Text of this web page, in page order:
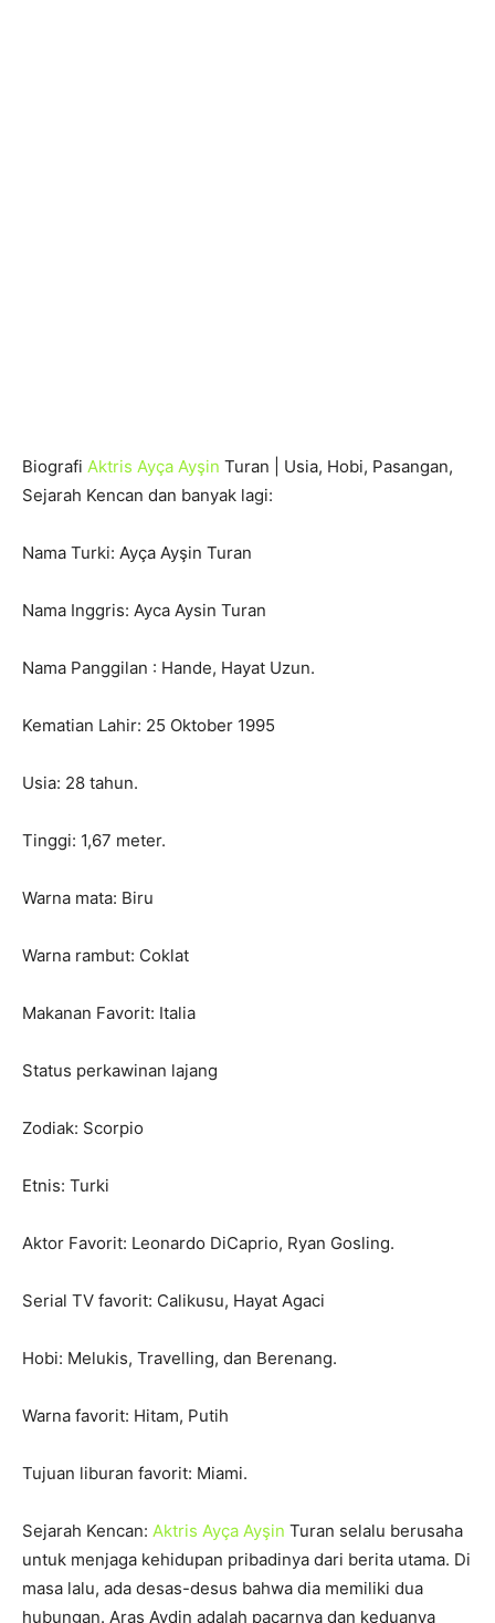
Biografi Aktris Ayça Ayşin Turan | Usia, Hobi, Pasangan,
Sejarah Kencan dan banyak lagi:
Nama Turki: Ayça Ayşin Turan
Nama Inggris: Ayca Aysin Turan
Nama Panggilan : Hande, Hayat Uzun.
Kematian Lahir: 25 Oktober 1995
Usia: 28 tahun.
Tinggi: 1,67 meter.
Warna mata: Biru
Warna rambut: Coklat
Makanan Favorit: Italia
Status perkawinan lajang
Zodiak: Scorpio
Etnis: Turki
Aktor Favorit: Leonardo DiCaprio, Ryan Gosling.
Serial TV favorit: Calikusu, Hayat Agaci
Hobi: Melukis, Travelling, dan Berenang.
Warna favorit: Hitam, Putih
Tujuan liburan favorit: Miami.
Sejarah Kencan: Aktris Ayça Ayşin Turan selalu berusaha
untuk menjaga kehidupan pribadinya dari berita utama. Di
masa lalu, ada desas-desus bahwa dia memiliki dua
hubungan. Aras Aydin adalah pacarnya dan keduanya